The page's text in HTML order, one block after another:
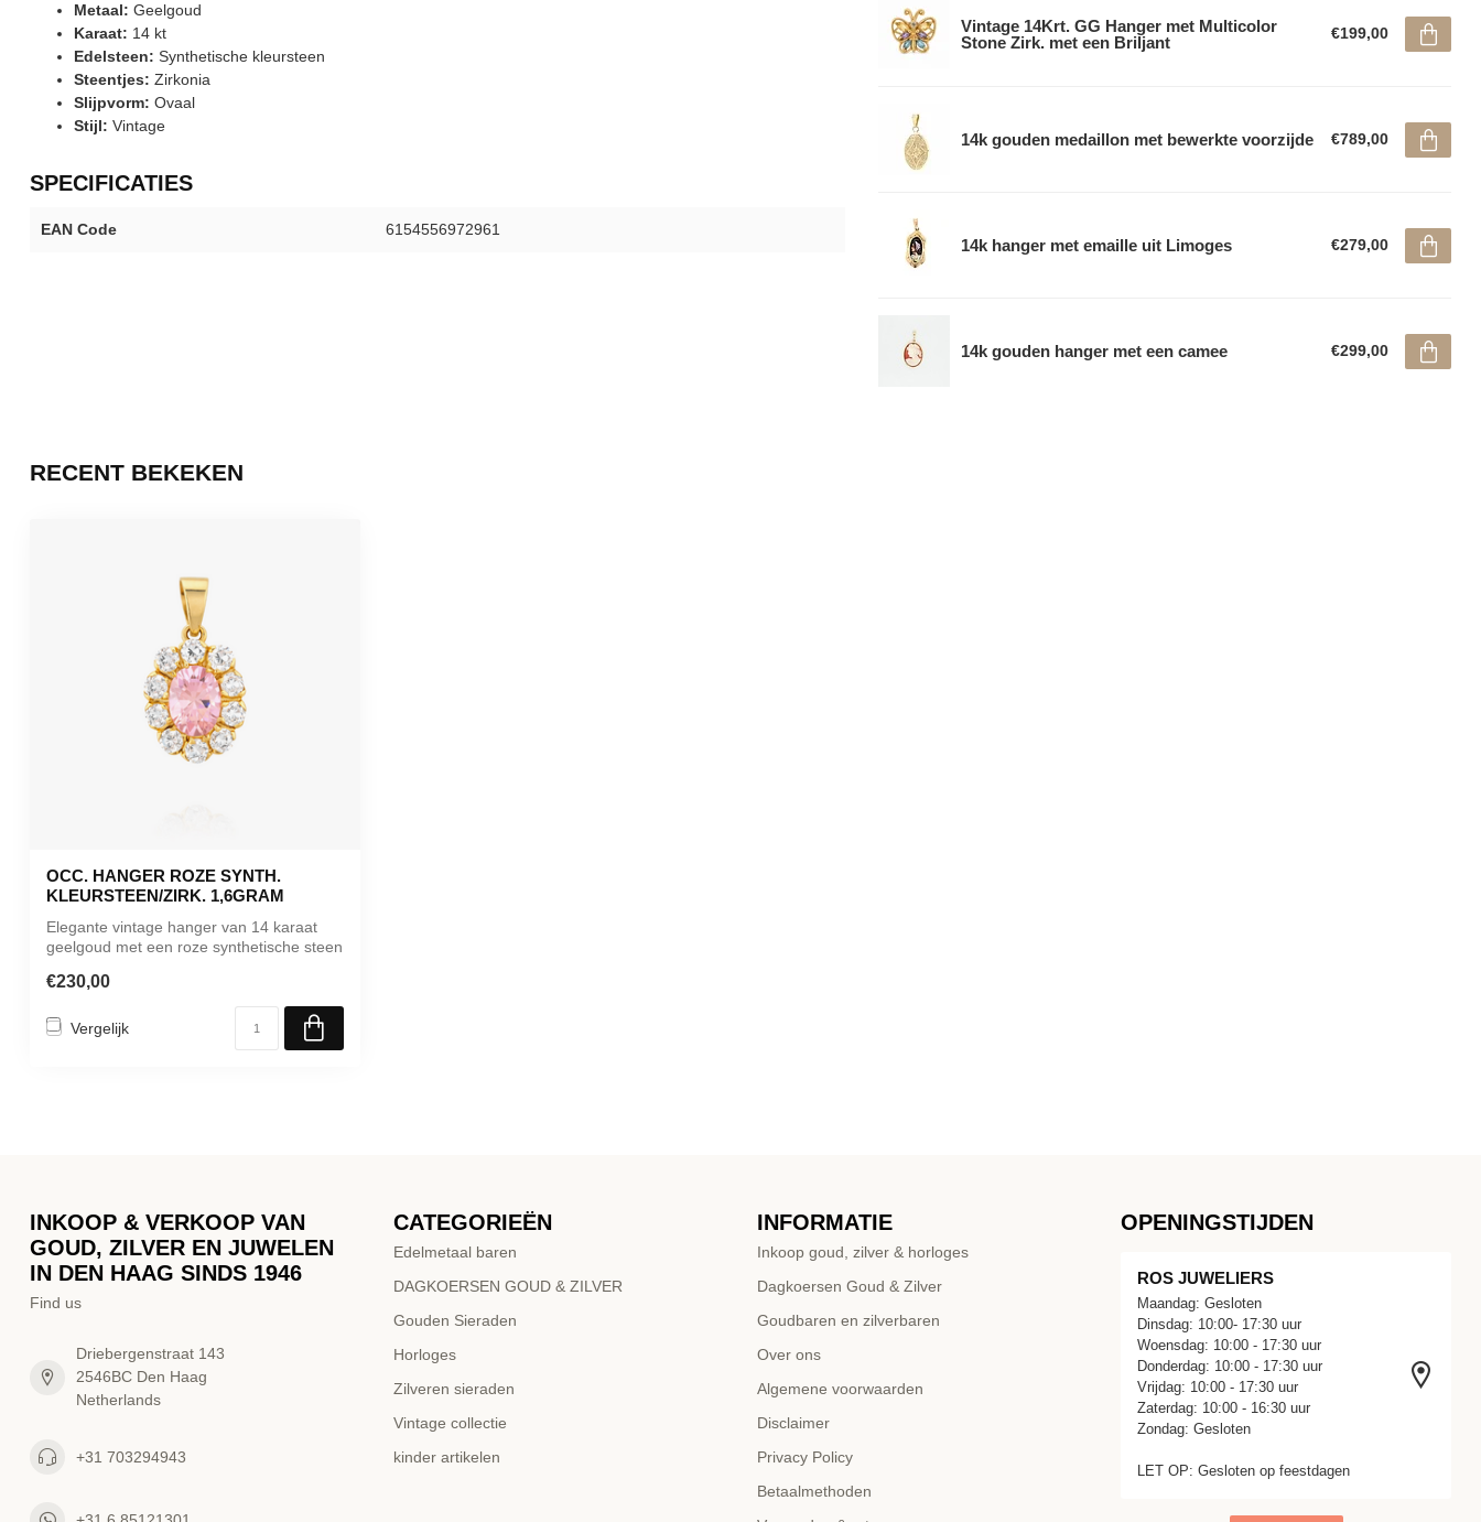
Metaal: Geelgoud
Karaat: 14 kt
Edelsteen: Synthetische kleursteen
Steentjes: Zirkonia
Slijpvorm: Ovaal
Stijl: Vintage
SPECIFICATIES
EAN Code 6154556972961
Vintage 14Krt. GG Hanger met Multicolor
Stone Zirk. met een Briljant
€199,00
14k gouden medaillon met bewerkte voorzijde €789,00
14k hanger met emaille uit Limoges €279,00
14k gouden hanger met een camee €299,00
RECENT BEKEKEN
OCC. HANGER ROZE SYNTH.
KLEURSTEEN/ZIRK. 1,6GRAM
Elegante vintage hanger van 14 karaat
geelgoud met een roze synthetische steen
€230,00
Vergelijk
INKOOP & VERKOOP VAN
GOUD, ZILVER EN JUWELEN
IN DEN HAAG SINDS 1946
Find us
Driebergenstraat 143
2546BC Den Haag
Netherlands
+31 703294943
CATEGORIEËN
Edelmetaal baren
DAGKOERSEN GOUD & ZILVER
Gouden Sieraden
Horloges
Zilveren sieraden
Vintage collectie
kinder artikelen
INFORMATIE
Inkoop goud, zilver & horloges
Dagkoersen Goud & Zilver
Goudbaren en zilverbaren
Over ons
Algemene voorwaarden
Disclaimer
Privacy Policy
Betaalmethoden
OPENINGSTIJDEN
ROS JUWELIERS
Maandag: Gesloten
Dinsdag: 10:00- 17:30 uur
Woensdag: 10:00 - 17:30 uur
Donderdag: 10:00 - 17:30 uur
Vrijdag: 10:00 - 17:30 uur
Zaterdag: 10:00 - 16:30 uur
Zondag: Gesloten
LET OP: Gesloten op feestdagen